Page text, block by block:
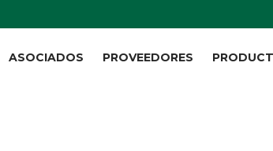
ASOCIADOS PROVEEDORES